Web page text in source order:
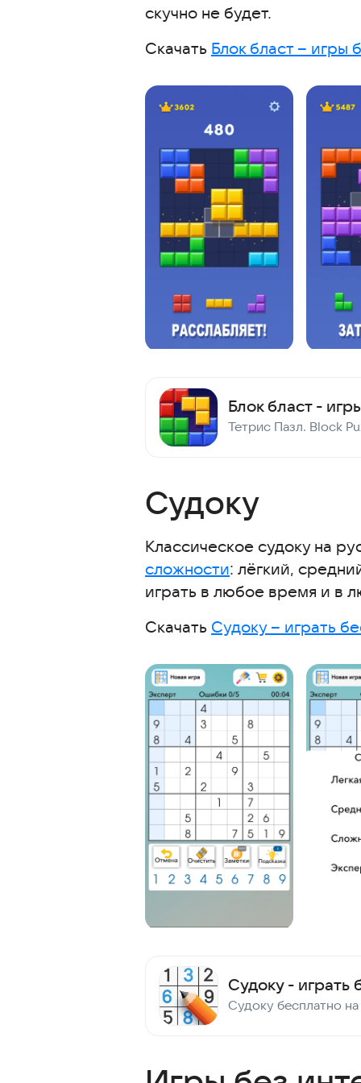
скучно не будет.
Скачать Блок бласт – игры
Судоку
Классическое судоку на
сложности: лёгкий,
играть в любое время и в
Скачать Судоку – играть